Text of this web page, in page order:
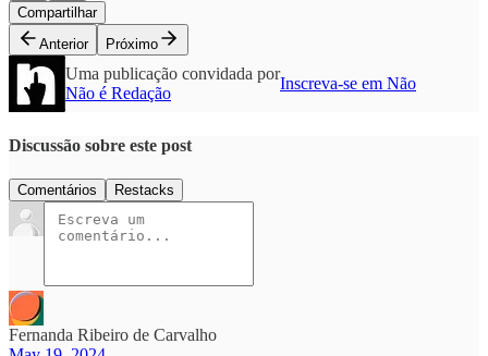
Compartilhar
Anterior
Próximo
Uma publicação convidada por
Não é Redação
Inscreva-se em Não
Discussão sobre este post
Comentários Restacks
Fernanda Ribeiro de Carvalho